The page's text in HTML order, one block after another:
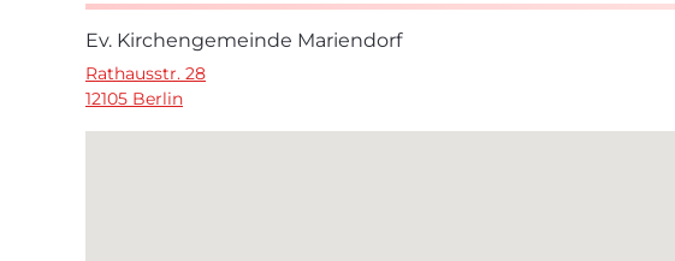
Ev. Kirchengemeinde Mariendorf
Rathausstr. 28
12105 Berlin